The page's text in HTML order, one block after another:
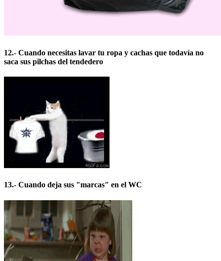
12.- Cuando necesitas lavar tu ropa y cachas que todavía no
saca sus pilchas del tendedero
13.- Cuando deja sus "marcas" en el WC